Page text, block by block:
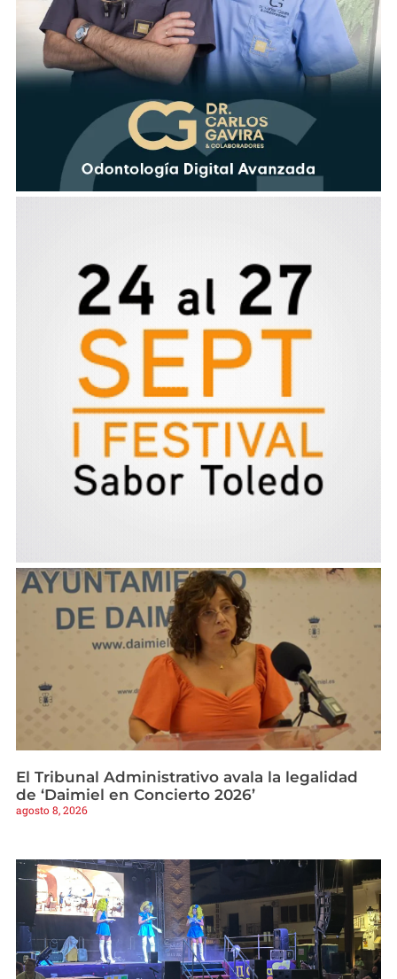
El Tribunal Administrativo avala la legalidad
de ‘Daimiel en Concierto 2026’
agosto 8, 2026